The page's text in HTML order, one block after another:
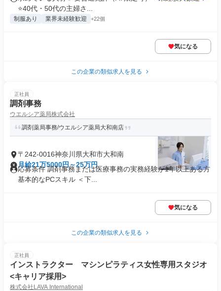
⭐40代・50代の主婦さ...
制服あり 業界未経験歓迎 +22個
気になる
この企業の類似求人を見る
正社員
調剤事務
ウエルシア薬局株式会社
調剤薬局事務/ウエルシア薬局大和南店
〒242-0016神奈川県大和市大和南
月給21万5000円～25万円
応募条件 調剤事務または医療事務の実務経験が1年以上ある方
基本的なPCスキル ＜下...
気になる
この企業の類似求人を見る
正社員
インストラクター マシンピラティス女性専用スタジオ
<キャリア採用>
株式会社LAVA International